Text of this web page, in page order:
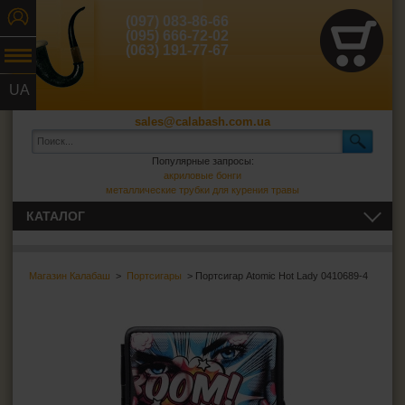
UA
(097) 083-86-66
(095) 666-72-02
(063) 191-77-67
sales@calabash.com.ua
Популярные запросы:
акриловые бонги
металлические трубки для курения травы
Магазин Калабаш > Портсигары > Портсигар Atomic Hot Lady 0410689-4
КАТАЛОГ
ВСЁ ДЛЯ СИГАРЕТ И САМОКРУТОК
Фильтры для самокруток